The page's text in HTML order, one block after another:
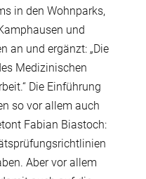
in den Wohnparks,
und
an und ergänzt: „Die
Medizinischen
Die Einführung
so vor allem auch
Fabian Biastoch:
Aber vor allem